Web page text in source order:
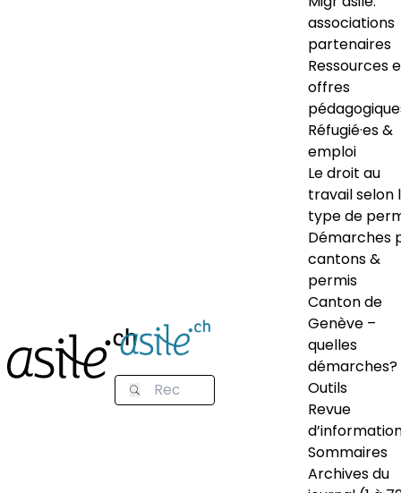
associations
partenaires
Ressources
offres
Réfugié·es &
emploi
Le droit au
travail selon
type de
Démarches
cantons &
permis
Canton de
Genève –
quelles
démarches?
Outils
Revue
Sommaires
Archives du